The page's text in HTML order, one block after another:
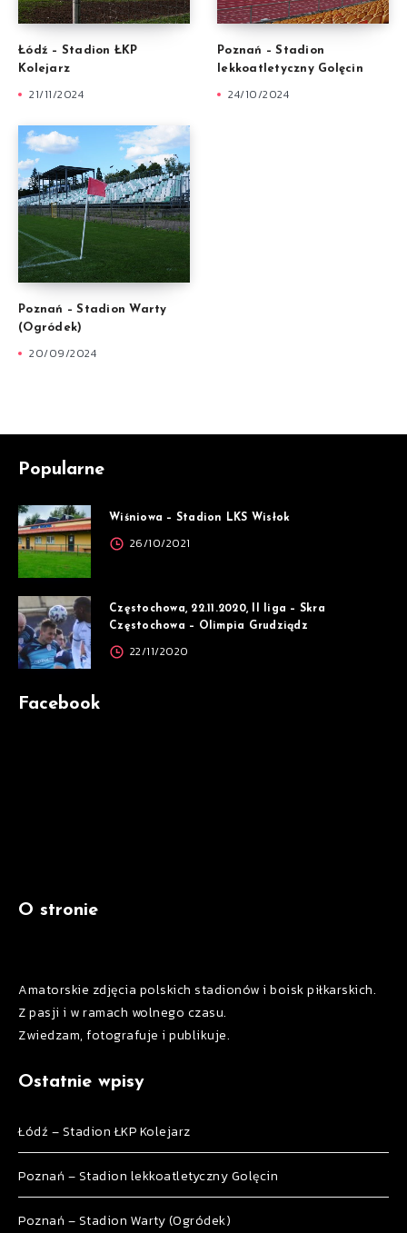
Łódź – Stadion ŁKP
Kolejarz
21/11/2024
Poznań – Stadion
lekkoatletyczny Golęcin
24/10/2024
Poznań – Stadion Warty
(Ogródek)
20/09/2024
Popularne
Wiśniowa – Stadion LKS Wisłok
26/10/2021
Częstochowa, 22.11.2020, II liga – Skra
Częstochowa – Olimpia Grudziądz
22/11/2020
Facebook
O stronie
Amatorskie zdjęcia polskich stadionów i boisk piłkarskich.
Z pasji i w ramach wolnego czasu.
Zwiedzam, fotografuje i publikuje.
Ostatnie wpisy
Łódź – Stadion ŁKP Kolejarz
Poznań – Stadion lekkoatletyczny Golęcin
Poznań – Stadion Warty (Ogródek)